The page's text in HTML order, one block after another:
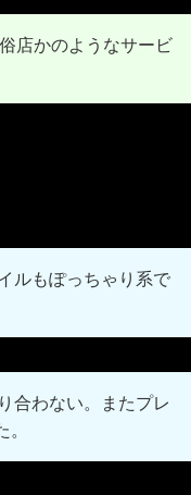
店かのようなサービ
ルもぽっちゃり系で
合わない。またプレ